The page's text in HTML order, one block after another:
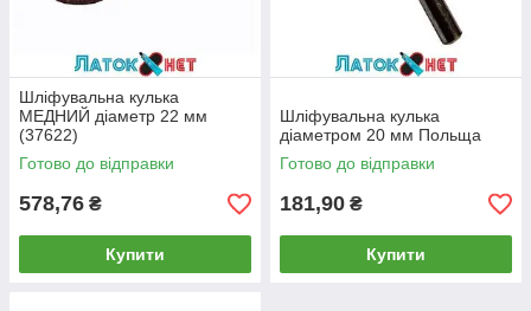
Шліфувальна кулька
МЕДНИЙ діаметр 22 мм
(37622)
Готово до відправки
578,76 ₴
Купити
Шліфувальна кулька
діаметром 20 мм Польща
Готово до відправки
181,90 ₴
Купити